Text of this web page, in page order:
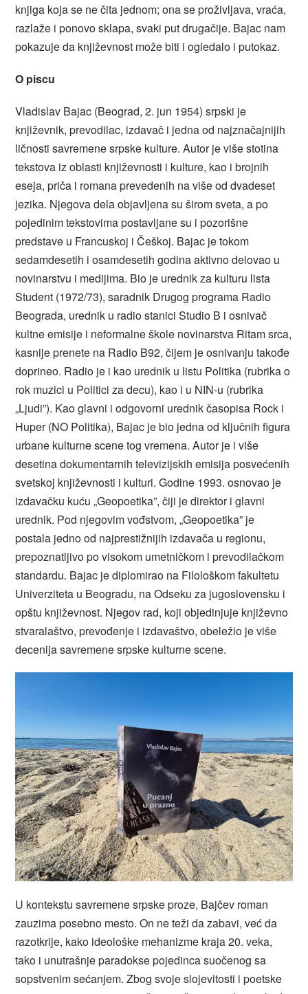
knjiga koja se ne čita jednom; ona se proživljava, vraća,
razlaže i ponovo sklapa, svaki put drugačije. Bajac nam
pokazuje da književnost može biti i ogledalo i putokaz.
O piscu
Vladislav Bajac (Beograd, 2. jun 1954) srpski je
književnik, prevodilac, izdavač i jedna od najznačajnijih
ličnosti savremene srpske kulture. Autor je više stotina
tekstova iz oblasti književnosti i kulture, kao i brojnih
eseja, priča i romana prevedenih na više od dvadeset
jezika. Njegova dela objavljena su širom sveta, a po
pojedinim tekstovima postavljane su i pozorišne
predstave u Francuskoj i Češkoj. Bajac je tokom
sedamdesetih i osamdesetih godina aktivno delovao u
novinarstvu i medijima. Bio je urednik za kulturu lista
Student (1972/73), saradnik Drugog programa Radio
Beograda, urednik u radio stanici Studio B i osnivač
kultne emisije i neformalne škole novinarstva Ritam srca,
kasnije prenete na Radio B92, čijem je osnivanju takođe
doprineo. Radio je i kao urednik u listu Politika (rubrika o
rok muzici u Politici za decu), kao i u NIN-u (rubrika
„Ljudi”). Kao glavni i odgovorni urednik časopisa Rock i
Huper (NO Politika), Bajac je bio jedna od ključnih figura
urbane kulturne scene tog vremena. Autor je i više
desetina dokumentarnih televizijskih emisija posvećenih
svetskoj književnosti i kulturi. Godine 1993. osnovao je
izdavačku kuću „Geopoetika”, čiji je direktor i glavni
urednik. Pod njegovim vođstvom, „Geopoetika” je
postala jedno od najprestižnijih izdavača u regionu,
prepoznatljivo po visokom umetničkom i prevodilačkom
standardu. Bajac je diplomirao na Filološkom fakultetu
Univerziteta u Beogradu, na Odseku za jugoslovensku i
opštu književnost. Njegov rad, koji objedinjuje književno
stvaralaštvo, prevođenje i izdavaštvo, obeležio je više
decenija savremene srpske kulturne scene.
U kontekstu savremene srpske proze, Bajčev roman
zauzima posebno mesto. On ne teži da zabavi, već da
razotkrije, kako ideološke mehanizme kraja 20. veka,
tako i unutrašnje paradokse pojedinca suočenog sa
sopstvenim sećanjem. Zbog svoje slojevitosti i poetske